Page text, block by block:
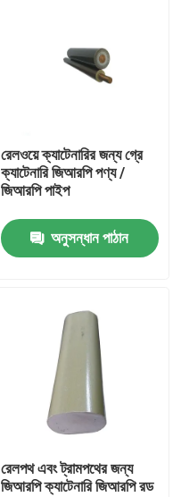
রেলওয়ে ক্যাটেনারির জন্য গ্রে
ক্যাটেনারি জিআরপি পণ্য /
জিআরপি পাইপ
অনুসন্ধান পাঠান
রেলপথ এবং ট্রামপথের জন্য
জিআরপি ক্যাটেনারি জিআরপি রড